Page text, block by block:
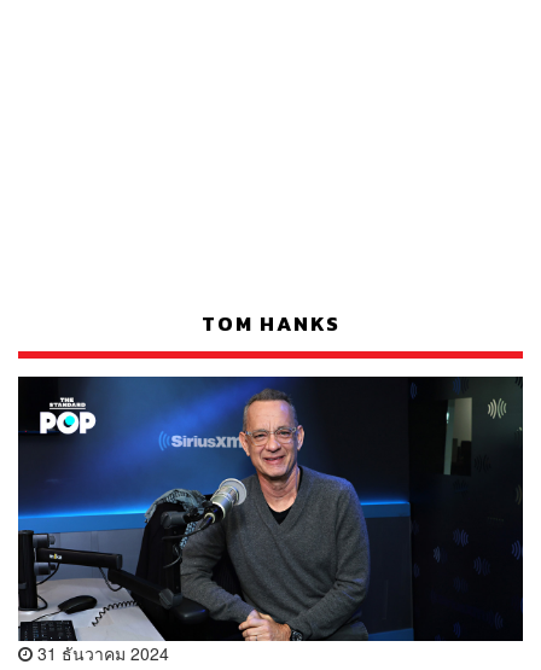
TOM HANKS
31 ธันวาคม 2024